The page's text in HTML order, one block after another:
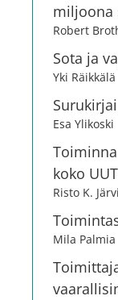
miljoona
Robert
Sota ja
Yki Räikkälä
Esa Ylikoski
koko
Risto K.
Mila Palmia